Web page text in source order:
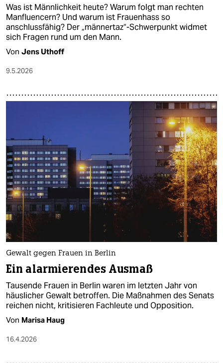
Was ist Männlichkeit heute? Warum folgt man rechten
Manfluencern? Und warum ist Frauenhass so
anschlussfähig? Der „männertaz“-Schwerpunkt widmet
sich Fragen rund um den Mann.
Von Jens Uthoff
9.5.2026
Gewalt gegen Frauen in Berlin
Ein alarmierendes Ausmaß
Tausende Frauen in Berlin waren im letzten Jahr von
häuslicher Gewalt betroffen. Die Maßnahmen des Senats
reichen nicht, kritisieren Fachleute und Opposition.
Von Marisa Haug
16.4.2026